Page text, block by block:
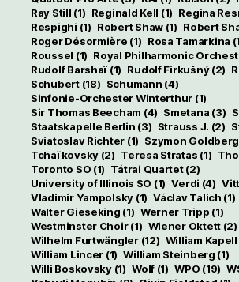
Ray Still (1) Reginald Kell (1) Regina
Respighi (1) Robert Shaw(1) Robert
Roger Désormière (1) Rosa Tamarkina
Roussel (1) Royal Philharmonic
Rudolf Barshaï (1) Rudolf Firkušný(2)
Schubert(18) Schumann (4)
Sinfonie-Orchester Winterthur (1)
Sir Thomas Beecham (4) Smetana (3)
Staatskapelle Berlin (3) Strauss J. (2)
Sviatoslav Richter (1) Szymon Goldberg
Tchaïkovsky(2) Teresa Stratas (1)
Toronto SO (1) Tátrai Quartet(2)
University of Illinois SO (1) Verdi (4)
Vladimir Yampolsky (1) Václav Talich (1)
Walter Gieseking (1) Werner Tripp (1)
Westminster Choir(1) Wiener Oktett (2)
Wilhelm Furtwängler(12) William Kapell
William Lincer (1) William Steinberg (1)
Willi Boskovsky(1) Wolf(1) WPO (19)